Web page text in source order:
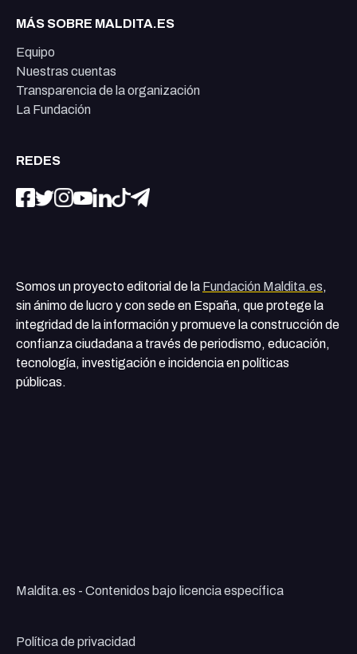
MÁS SOBRE MALDITA.ES
Equipo
Nuestras cuentas
Transparencia de la organización
La Fundación
REDES
Somos un proyecto editorial de la Fundación Maldita.es,
sin ánimo de lucro y con sede en España, que protege la
integridad de la información y promueve la construcción de
confianza ciudadana a través de periodismo, educación,
tecnología, investigación e incidencia en políticas
públicas.
Maldita.es - Contenidos bajo licencia específica
Política de privacidad